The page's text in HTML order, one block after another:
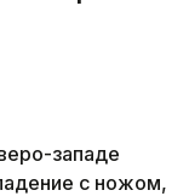
западе
с ножом,